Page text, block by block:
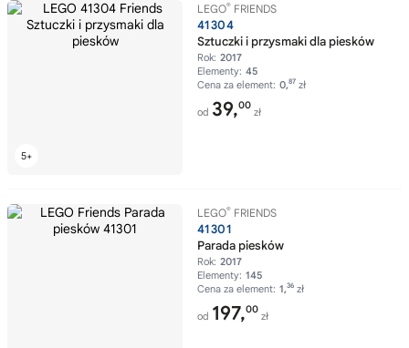
LEGO® FRIENDS
41304
Sztuczki i przysmaki dla piesków
Rok: 2017
Elementy: 45
Cena za element: 0,87 zł
od 39,00
zł
LEGO® FRIENDS
41301
Parada piesków
Rok: 2017
Elementy: 145
Cena za element: 1,36 zł
od 197,00
zł